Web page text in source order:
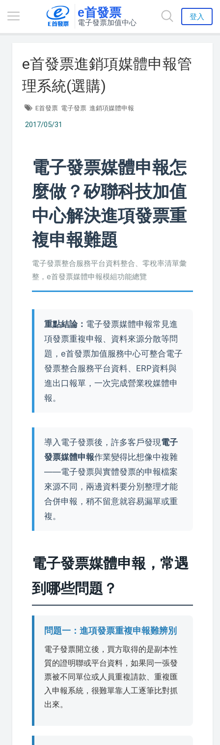
e首發票
電子發票加值中心
登入
e首發票進銷項媒體申報管
理系統(選購)
E首發票 電子發票 進銷項媒體申報
2017/05/31
電子發票媒體申報怎
麼做？矽聯科技加值
中心解決進項發票重
複申報難題
電子發票整合服務平台資料整合、零稅率清單彙
整，e首發票媒體申報模組功能總覽
重點結論： 電子發票媒體申報常見進
項發票重複申報、資料來源分散等問
題，e首發票加值服務中心可整合電子
發票整合服務平台資料、ERP資料與
進出口報單，一次完成營業稅媒體申
報。
導入電子發票後，許多客戶發現電子
發票媒體申報作業變得比想像中複雜
——電子發票與實體發票的申報檔案
來源不同，兩邊資料要分別整理才能
合併申報，稍不留意就容易漏單或重
複。
電子發票媒體申報，常遇
到哪些問題？
問題一：進項發票重複申報難辨別
電子發票開立後，買方取得的是副本性
質的證明聯或平台資料，如果同一張發
票被不同單位或人員重複請款、重複匯
入申報系統，很難單靠人工逐筆比對抓
出來。